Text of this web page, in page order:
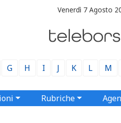
Venerdì 7 Agosto
G H I J K L M
Rubriche